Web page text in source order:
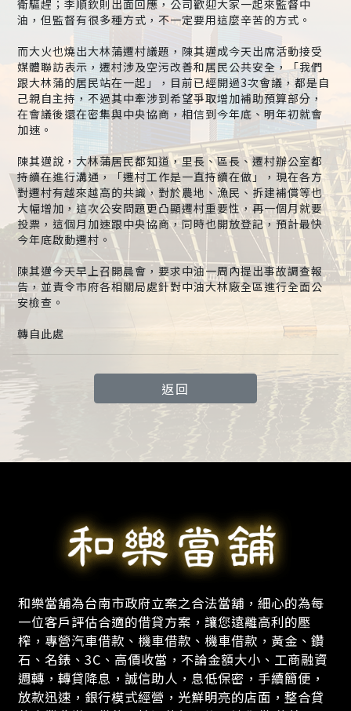
衛驅趕；李順欽則出面回應，公司歡迎大家一起來監督中
油，但監督有很多種方式，不一定要用這麼辛苦的方式。
而大火也燒出大林蒲遷村議題，陳其邁成今天出席活動接受
媒體聯訪表示，遷村涉及空污改善和居民公共安全，「我們
跟大林蒲的居民站在一起」，目前已經開過3次會議，都是自
己親自主持，不過其中牽涉到希望爭取增加補助預算部分，
在會議後還在密集與中央協商，相信到今年底、明年初就會
加速。
陳其邁說，大林蒲居民都知道，里長、區長、遷村辦公室都
持續在進行溝通，「遷村工作是一直持續在做」，現在各方
對遷村有越來越高的共識，對於農地、漁民、拆建補償等也
大幅增加，這次公安問題更凸顯遷村重要性，再一個月就要
投票，這個月加速跟中央協商，同時也開放登記，預計最快
今年底啟動遷村。
陳其邁今天早上召開晨會，要求中油一周內提出事故調查報
告，並責令市府各相關局處針對中油大林廠全區進行全面公
安檢查。
轉自此處
返回
和樂當舖為台南市政府立案之合法當舖，細心的為每
一位客戶評估合適的借貸方案，讓您遠離高利的壓
榨，專營汽車借款、機車借款、機車借款，黃金、鑽
石、名錶、3C、高價收當，不論金額大小、工商融資
週轉，轉貸降息，誠信助人，息低保密，手續簡便，
放款迅速，銀行模式經營，光鮮明亮的店面，整合貸